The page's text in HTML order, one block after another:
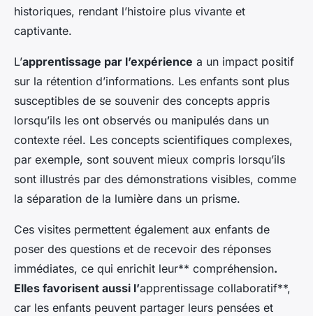
historiques, rendant l’histoire plus vivante et
captivante.
L’apprentissage par l’expérience a un impact positif
sur la rétention d’informations. Les enfants sont plus
susceptibles de se souvenir des concepts appris
lorsqu’ils les ont observés ou manipulés dans un
contexte réel. Les concepts scientifiques complexes,
par exemple, sont souvent mieux compris lorsqu’ils
sont illustrés par des démonstrations visibles, comme
la séparation de la lumière dans un prisme.
Ces visites permettent également aux enfants de
poser des questions et de recevoir des réponses
immédiates, ce qui enrichit leur** compréhension.
Elles favorisent aussi l’apprentissage collaboratif**,
car les enfants peuvent partager leurs pensées et